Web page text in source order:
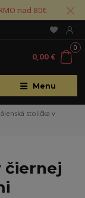
nad 80€
Menu
0
0,00 €
stolička v
čiernej